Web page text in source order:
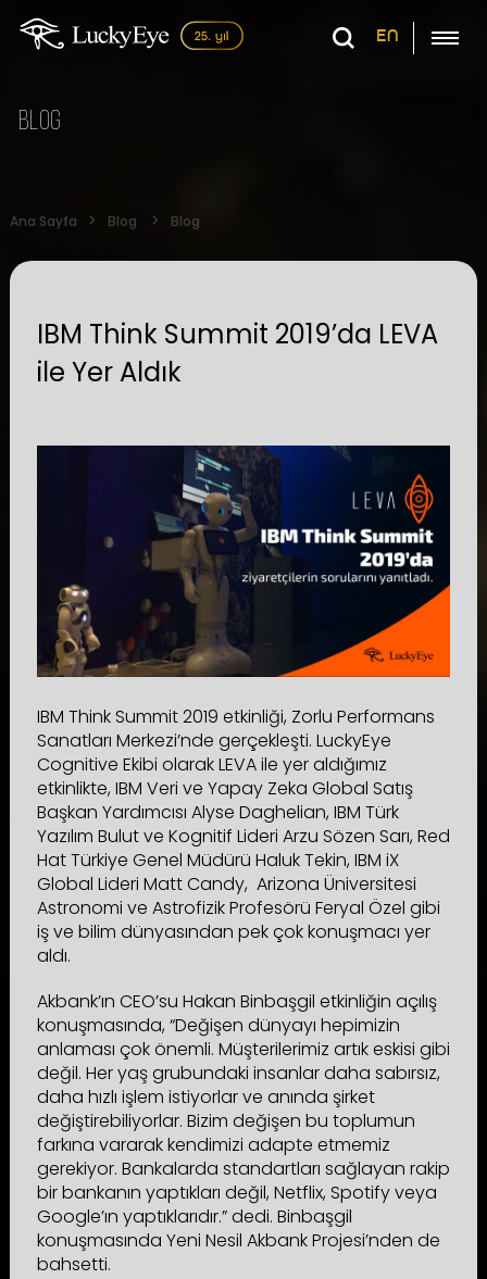
EN
Blog
Ana Sayfa Blog Blog
IBM Think Summit 2019’da LEVA
ile Yer Aldık
IBM Think Summit 2019 etkinliği, Zorlu Performans
Sanatları Merkezi’nde gerçekleşti. LuckyEye
Cognitive Ekibi olarak LEVA ile yer aldığımız
etkinlikte, IBM Veri ve Yapay Zeka Global Satış
Başkan Yardımcısı Alyse Daghelian, IBM Türk
Yazılım Bulut ve Kognitif Lideri Arzu Sözen Sarı, Red
Hat Türkiye Genel Müdürü Haluk Tekin, IBM iX
Global Lideri Matt Candy, Arizona Üniversitesi
Astronomi ve Astrofizik Profesörü Feryal Özel gibi
iş ve bilim dünyasından pek çok konuşmacı yer
aldı.
Akbank’ın CEO’su Hakan Binbaşgil etkinliğin açılış
konuşmasında, “Değişen dünyayı hepimizin
anlaması çok önemli. Müşterilerimiz artık eskisi gibi
değil. Her yaş grubundaki insanlar daha sabırsız,
daha hızlı işlem istiyorlar ve anında şirket
değiştirebiliyorlar. Bizim değişen bu toplumun
farkına vararak kendimizi adapte etmemiz
gerekiyor. Bankalarda standartları sağlayan rakip
bir bankanın yaptıkları değil, Netflix, Spotify veya
Google’ın yaptıklarıdır.” dedi. Binbaşgil
konuşmasında Yeni Nesil Akbank Projesi’nden de
bahsetti.